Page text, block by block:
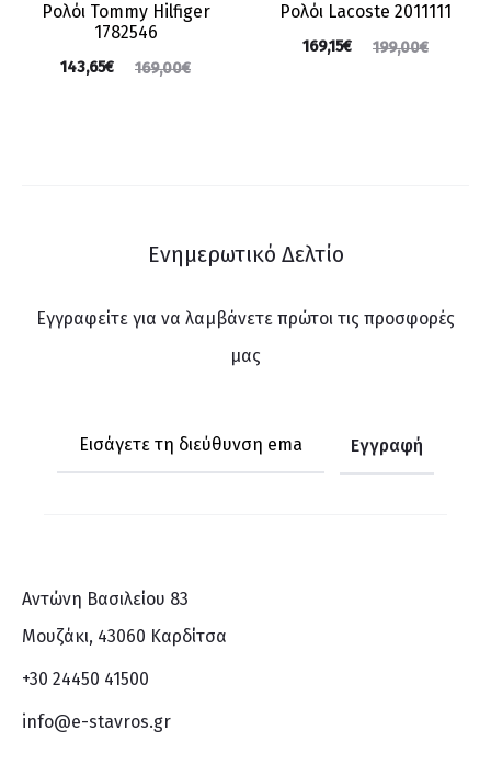
Ρολόι Tommy Hilfiger
1782546
169,00€
143,65€
Ρολόι Lacoste 2011111
199,00€
169,15€
Ενημερωτικό Δελτίο
Εγγραφείτε για να λαμβάνετε πρώτοι τις προσφορές
μας
Αντώνη Βασιλείου 83
Μουζάκι, 43060 Καρδίτσα
+30 24450 41500
info@e-stavros.gr